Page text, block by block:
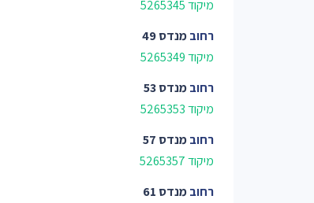
מיקוד 5265345
רחובמנדס 49
מיקוד 5265349
רחובמנדס 53
מיקוד 5265353
רחובמנדס 57
מיקוד 5265357
רחובמנדס 61